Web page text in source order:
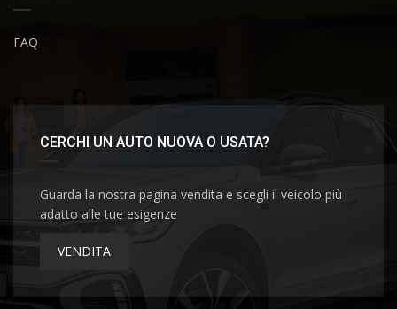
FAQ
CERCHI UN AUTO NUOVA O USATA?
Guarda la nostra pagina vendita e scegli il veicolo più
adatto alle tue esigenze
VENDITA